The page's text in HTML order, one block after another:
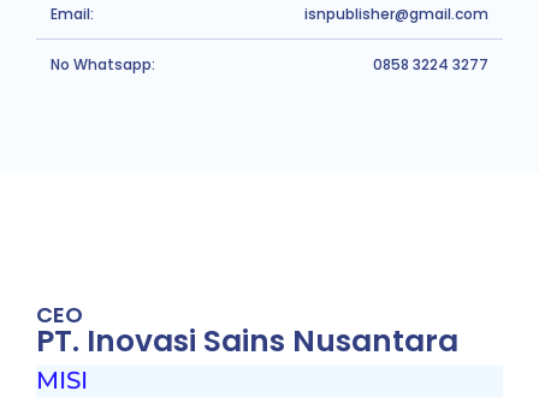
Email: isnpublisher@gmail.com
No Whatsapp: 0858 3224 3277
CEO
PT. Inovasi Sains Nusantara
MISI